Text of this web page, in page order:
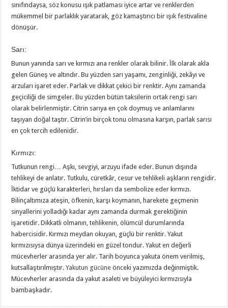
sınıfındaysa, söz konusu ışık patlaması iyice artar ve renklerden
mükemmel bir parlaklık yaratarak, göz kamaştırıcı bir ışık festivaline
dönüşür.
Sarı:
Bunun yanında sarı ve kırmızı ana renkler olarak bilinir. İlk olarak akla
gelen Güneş ve altındır. Bu yüzden sarı yaşamı, zenginliği, zekâyı ve
arzuları işaret eder. Parlak ve dikkat çekici bir renktir. Aynı zamanda
geçiciliği de simgeler. Bu yüzden bütün taksilerin ortak rengi sarı
olarak belirlenmiştir. Citrin sarıya en çok doymuş ve anlamlarını
taşıyan doğal taştır. Citrin’in birçok tonu olmasına karşın, parlak sarısı
en çok tercih edilenidir.
Kırmızı:
Tutkunun rengi… Aşkı, sevgiyi, arzuyu ifade eder. Bunun dışında
tehlikeyi de anlatır. Tutkulu, cüretkâr, cesur ve tehlikeli aşkların rengidir.
İktidar ve güçlü karakterleri, hırsları da sembolize eder kırmızı.
Bilinçaltımıza ateşin, öfkenin, karşı koymanın, harekete geçmenin
sinyallerini yolladığı kadar aynı zamanda durmak gerektiğinin
işaretidir. Dikkatli olmanın, tehlikenin, ölümcül durumlarında
habercisidir. Kırmızı meydan okuyan, güçlü bir renktir. Yakut
kırmızısıysa dünya üzerindeki en güzel tondur. Yakut en değerli
mücevherler arasında yer alır. Tarih boyunca yakuta önem verilmiş,
kutsallaştırılmıştır.Yakutun gücüne önceki yazımızda değinmiştik.
Mücevherler arasında da yakut asaleti ve büyüleyici kırmızısıyla
bambaşkadır.